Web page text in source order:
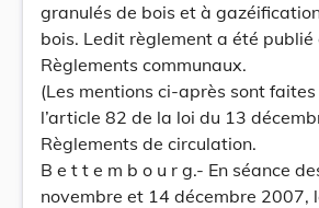
granulés de bois et à
bois. Ledit règlement a été publié
Règlements communaux.
(Les mentions ci-après sont
l’article 82 de la loi du 13
Règlements de circulation.
B e t t e m b o u r g.- En séance
novembre et 14 décembre 2007,